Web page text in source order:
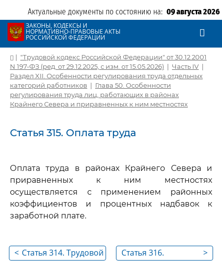
Актуальные документы по состоянию на: 09 августа 2026
ЗАКОНЫ, КОДЕКСЫ И
НОРМАТИВНО-ПРАВОВЫЕ АКТЫ
РОССИЙСКОЙ ФЕДЕРАЦИИ
| "Трудовой кодекс Российской Федерации" от 30.12.2001
N 197-ФЗ (ред. от 29.12.2025, с изм. от 15.05.2026) | Часть IV |
Раздел XII. Особенности регулирования труда отдельных
категорий работников | Глава 50. Особенности
регулирования труда лиц, работающих в районах
Крайнего Севера и приравненных к ним местностях
Статья 315. Оплата труда
Оплата труда в районах Крайнего Севера и
приравненных к ним местностях
осуществляется с применением районных
коэффициентов и процентных надбавок к
заработной плате.
< Статья 314. Трудовой
>
Статья 316.